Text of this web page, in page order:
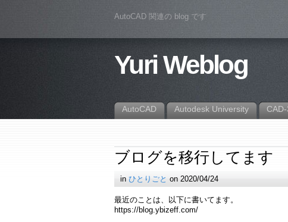
AutoCAD 関連の blog です
Yuri Weblog
AutoCAD Autodesk University
ブログを移行してます
inひとりごと on 2020/04/24
最近のことは、以下に書いてます。
https://blog.ybizeff.com/